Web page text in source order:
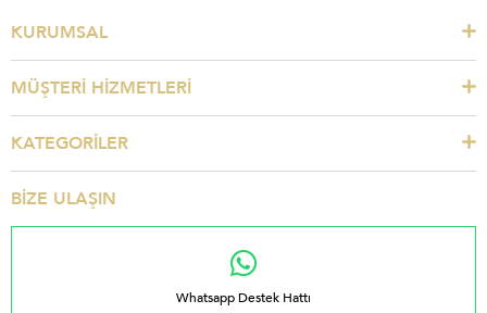
KURUMSAL
MÜŞTERİ HİZMETLERİ
KATEGORİLER
BİZE ULAŞIN
Whatsapp Destek Hattı